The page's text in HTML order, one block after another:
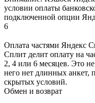
условии оплаты
подключенной опции
6
Оплата частями Яндекс
Сплит делит оплату на
2, 4 или 6 месяцев. Это
него нет длинных анкет,
скрытых условий.
Обмен и возврат